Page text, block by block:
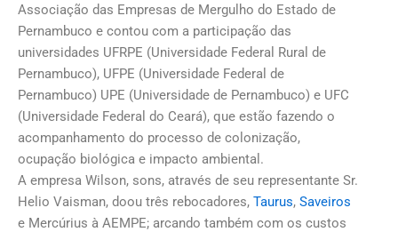
Associação das Empresas de Mergulho do Estado de
Pernambuco e contou com a participação das
universidades UFRPE (Universidade Federal Rural de
Pernambuco), UFPE (Universidade Federal de
Pernambuco) UPE (Universidade de Pernambuco) e UFC
(Universidade Federal do Ceará), que estão fazendo o
acompanhamento do processo de colonização,
ocupação biológica e impacto ambiental.
A empresa Wilson, sons, através de seu representante Sr.
Helio Vaisman, doou três rebocadores, Taurus, Saveiros
e Mercúrius à AEMPE; arcando também com os custos